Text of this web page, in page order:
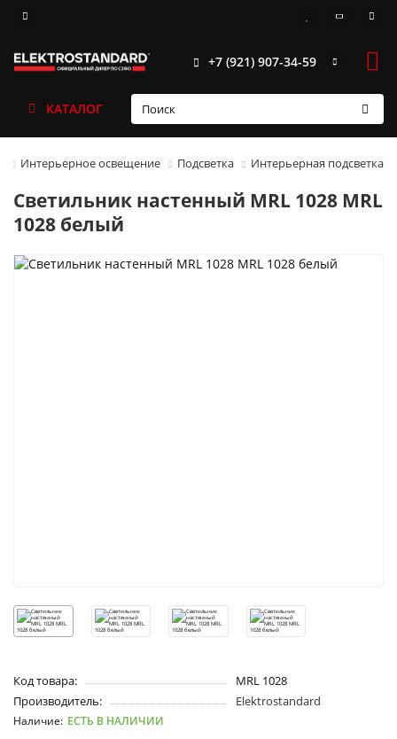
+7 (921) 907-34-59
КАТАЛОГ
Интерьерное освещение Подсветка Интерьерная подсветка
Светильник настенный MRL 1028 MRL
1028 белый
Код товара:
MRL 1028
Производитель:
Elektrostandard
ЕСТЬ В НАЛИЧИИ